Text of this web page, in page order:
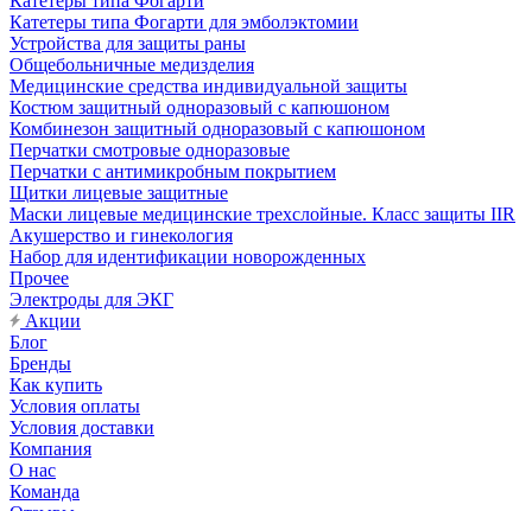
Катетеры типа Фогарти для эмболэктомии
Устройства для защиты раны
Общебольничные медизделия
Медицинские средства индивидуальной защиты
Костюм защитный одноразовый с капюшоном
Комбинезон защитный одноразовый с капюшоном
Перчатки смотровые одноразовые
Перчатки с антимикробным покрытием
Щитки лицевые защитные
Маски лицевые медицинские трехслойные. Класс защиты IIR
Акушерство и гинекология
Набор для идентификации новорожденных
Прочее
Электроды для ЭКГ
Акции
Блог
Бренды
Как купить
Условия оплаты
Условия доставки
Компания
О нас
Команда